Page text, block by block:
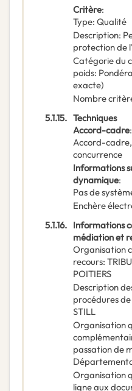
Critère:
Type: Qualité
Description:
protection de
Catégorie du
poids:
exacte)
Nombre
5.1.15. Techniques
Accord-cadre:
Accord-cadre,
concurrence
Informations
dynamique:
Pas de
Enchère
5.1.16. Informations
médiation et
Organisation
recours:
POITIERS
Description
procédures
STILL
Organisation
passation de
Organisation
ligne aux